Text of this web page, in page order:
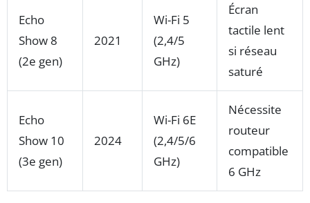
Echo
Show 8
(2e gen)
2021
Wi-Fi 5
(2,4/5
GHz)
Écran
tactile lent
si réseau
saturé
Echo
Show 10
(3e gen)
2024
Wi-Fi 6E
(2,4/5/6
GHz)
Nécessite
routeur
compatible
6 GHz